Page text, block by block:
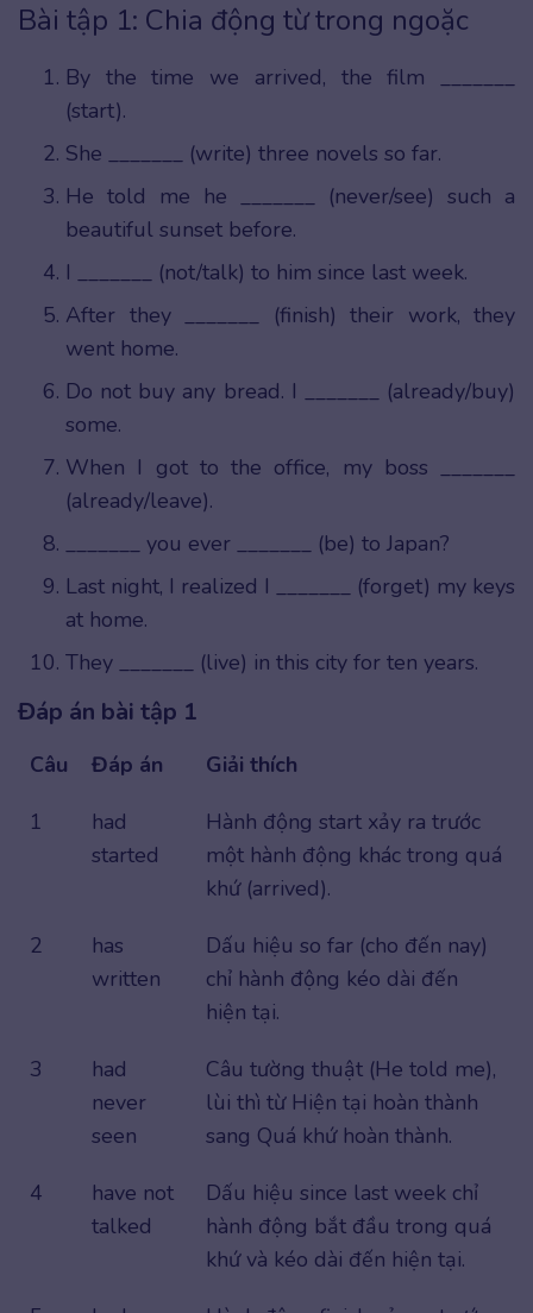
Bài tập 1: Chia động từ trong ngoặc
By the time we arrived, the film _______
(start).
She _______ (write) three novels so far.
He told me he _______ (never/see) such a
beautiful sunset before.
I _______ (not/talk) to him since last week.
After they _______ (finish) their work, they
went home.
Do not buy any bread. I _______ (already/buy)
some.
When I got to the office, my boss _______
(already/leave).
_______ you ever _______ (be) to Japan?
Last night, I realized I _______ (forget) my keys
at home.
They _______ (live) in this city for ten years.
Đáp án bài tập 1
Câu Đáp án
Giải thích
1
had
started
Hành động start xảy ra trước
một hành động khác trong quá
khứ (arrived).
2
has
written
Dấu hiệu so far (cho đến nay)
chỉ hành động kéo dài đến
hiện tại.
3
had
never
seen
Câu tường thuật (He told me),
lùi thì từ Hiện tại hoàn thành
sang Quá khứ hoàn thành.
4
have not
talked
Dấu hiệu since last week chỉ
hành động bắt đầu trong quá
khứ và kéo dài đến hiện tại.